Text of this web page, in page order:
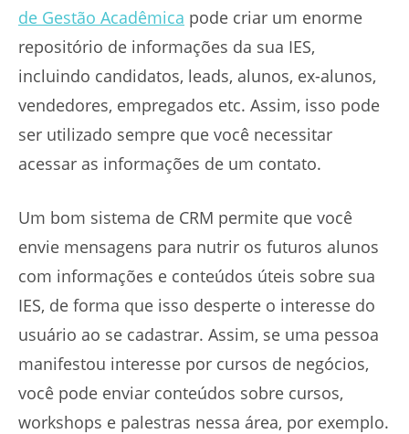
de Gestão Acadêmica pode criar um enorme
repositório de informações da sua IES,
incluindo candidatos, leads, alunos, ex-alunos,
vendedores, empregados etc. Assim, isso pode
ser utilizado sempre que você necessitar
acessar as informações de um contato.
Um bom sistema de CRM permite que você
envie mensagens para nutrir os futuros alunos
com informações e conteúdos úteis sobre sua
IES, de forma que isso desperte o interesse do
usuário ao se cadastrar. Assim, se uma pessoa
manifestou interesse por cursos de negócios,
você pode enviar conteúdos sobre cursos,
workshops e palestras nessa área, por exemplo.